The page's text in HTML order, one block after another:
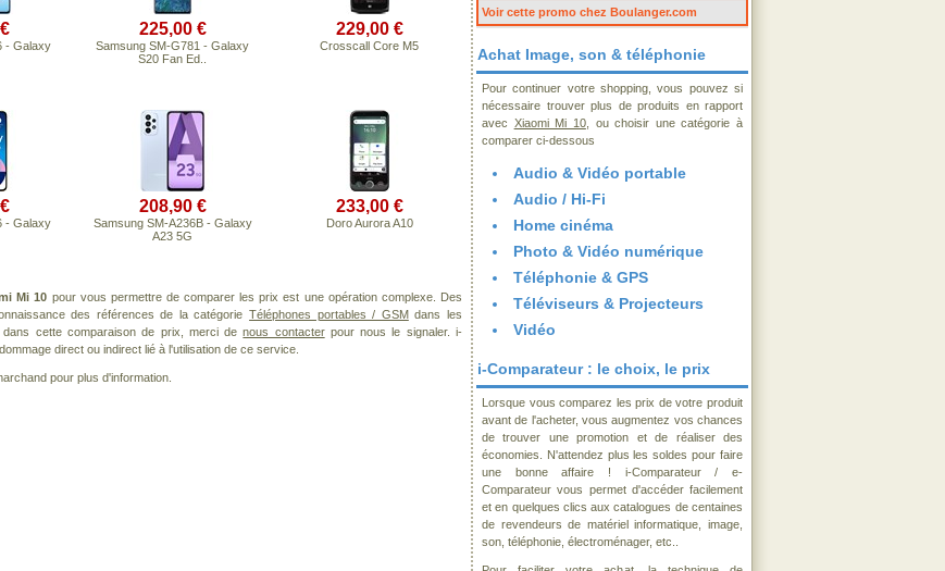
- Galaxy
225,00 €
Samsung SM-G781 - Galaxy
S20 Fan Ed..
229,00 €
Crosscall Core M5
- Galaxy
208,90 €
Samsung SM-A236B - Galaxy
A23 5G
233,00 €
Doro Aurora A10
Mi 10 pour vous permettre de comparer les prix est une opération complexe. Des
des références de la catégorieTéléphones portables / GSMdans les
cette comparaison de prix, merci denous contacterpour nous le signaler. i-
direct ou indirect lié à l'utilisation de ce service.
pour plus d'information.
Voir cette promo chez Boulanger.com
Achat Image, son & téléphonie
Pour continuer votre shopping, vous pouvez si
nécessaire trouver plus de produits en rapport
avec Xiaomi Mi 10, ou choisir une catégorie à
comparer ci-dessous
Audio & Vidéo portable
Audio / Hi-Fi
Home cinéma
Photo & Vidéo numérique
Téléphonie & GPS
Téléviseurs & Projecteurs
Vidéo
i-Comparateur : le choix, le prix
Lorsque vous comparez les prix de votre produit
avant de l'acheter, vous augmentez vos chances
de trouver une promotion et de réaliser des
économies. N'attendez plus les soldes pour faire
une bonne affaire ! i-Comparateur / e-
Comparateur vous permet d'accéder facilement
et en quelques clics aux catalogues de centaines
de revendeurs de matériel informatique, image,
son, téléphonie, électroménager, etc..